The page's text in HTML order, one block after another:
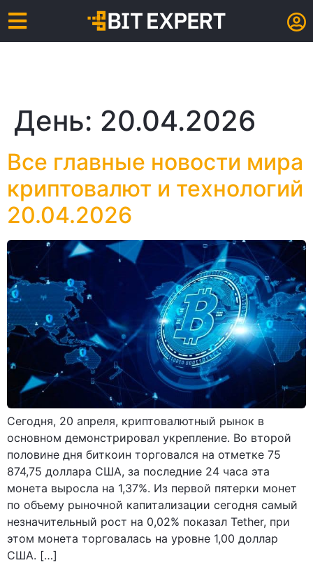
День: 20.04.2026
Все главные новости мира
криптовалют и технологий
20.04.2026
Сегодня, 20 апреля, криптовалютный рынок в
основном демонстрировал укрепление. Во второй
половине дня биткоин торговался на отметке 75
874,75 доллара США, за последние 24 часа эта
монета выросла на 1,37%. Из первой пятерки монет
по объему рыночной капитализации сегодня самый
незначительный рост на 0,02% показал Tether, при
этом монета торговалась на уровне 1,00 доллар
США. […]